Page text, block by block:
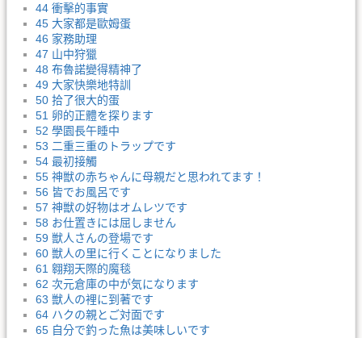
44 衝擊的事實
45 大家都是歐姆蛋
46 家務助理
47 山中狩獵
48 布魯諾變得精神了
49 大家快樂地特訓
50 拾了很大的蛋
51 卵的正體を探ります
52 學園長午睡中
53 二重三重のトラップです
54 最初接觸
55 神獣の赤ちゃんに母親だと思われてます！
56 皆でお風呂です
57 神獣の好物はオムレツです
58 お仕置きには屈しません
59 獣人さんの登場です
60 獣人の里に行くことになりました
61 翱翔天際的魔毯
62 次元倉庫の中が気になります
63 獣人の裡に到著です
64 ハクの親とご対面です
65 自分で釣った魚は美味しいです